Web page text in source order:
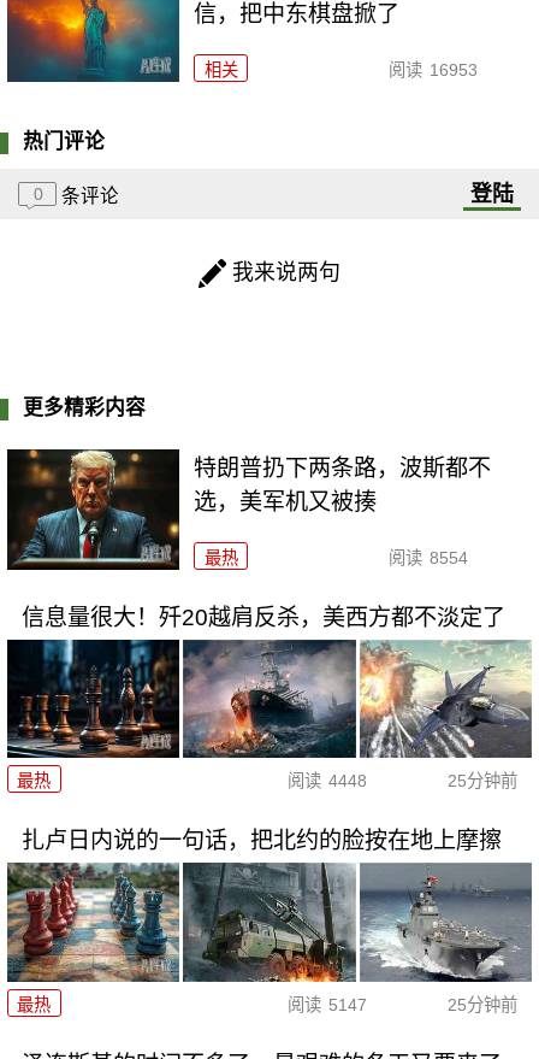
信，把中东棋盘掀了
相关 阅读 16953
热门评论
0 条评论 登陆
我来说两句
更多精彩内容
特朗普扔下两条路，波斯都不
选，美军机又被揍
最热 阅读 8554
信息量很大！歼20越肩反杀，美西方都不淡定了
最热 阅读 4448 25分钟前
扎卢日内说的一句话，把北约的脸按在地上摩擦
最热 阅读 5147 25分钟前